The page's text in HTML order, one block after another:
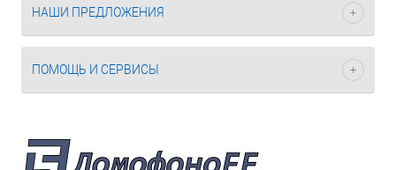
НАШИ ПРЕДЛОЖЕНИЯ
ПОМОЩЬ И СЕРВИСЫ